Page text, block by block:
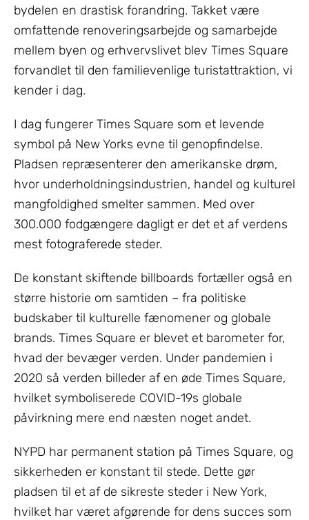
bydelen en drastisk forandring. Takket være
omfattende renoveringsarbejde og samarbejde
mellem byen og erhvervslivet blev Times Square
forvandlet til den familievenlige turistattraktion, vi
kender i dag.
I dag fungerer Times Square som et levende
symbol på New Yorks evne til genopfindelse.
Pladsen repræsenterer den amerikanske drøm,
hvor underholdningsindustrien, handel og kulturel
mangfoldighed smelter sammen. Med over
300.000 fodgængere dagligt er det et af verdens
mest fotograferede steder.
De konstant skiftende billboards fortæller også en
større historie om samtiden – fra politiske
budskaber til kulturelle fænomener og globale
brands. Times Square er blevet et barometer for,
hvad der bevæger verden. Under pandemien i
2020 så verden billeder af en øde Times Square,
hvilket symboliserede COVID-19s globale
påvirkning mere end næsten noget andet.
NYPD har permanent station på Times Square, og
sikkerheden er konstant til stede. Dette gør
pladsen til et af de sikreste steder i New York,
hvilket har været afgørende for dens succes som